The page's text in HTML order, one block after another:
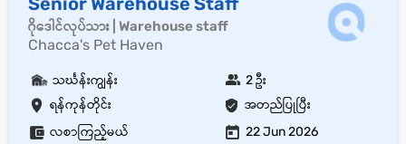
ဂိုဒေါင်လုပ်သား | Warehouse staff
Chacca's Pet Haven
ရန်ကုန်တိုင်း အတည်ပြုပြီး
သင်္ဃန်းကျွန်း 2 ဦး
လစာကြည့်မယ် 22 Jun 2026